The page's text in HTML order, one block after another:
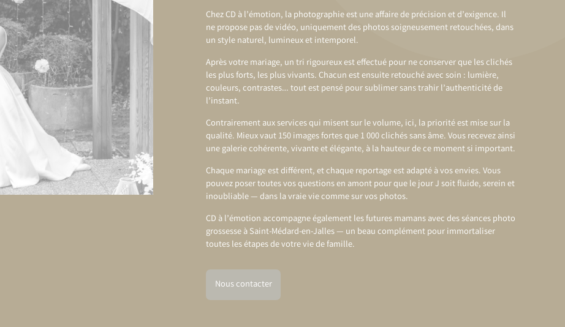
Chez CD à l’émotion, la photographie est une affaire de précision et d’exigence. Il
ne propose pas de vidéo, uniquement des photos soigneusement retouchées, dans
un style naturel, lumineux et intemporel.
Après votre mariage, un tri rigoureux est effectué pour ne conserver que les clichés
les plus forts, les plus vivants. Chacun est ensuite retouché avec soin : lumière,
couleurs, contrastes… tout est pensé pour sublimer sans trahir l’authenticité de
l’instant.
Contrairement aux services qui misent sur le volume, ici, la priorité est mise sur la
qualité. Mieux vaut 150 images fortes que 1 000 clichés sans âme. Vous recevez ainsi
une galerie cohérente, vivante et élégante, à la hauteur de ce moment si important.
Chaque mariage est différent, et chaque reportage est adapté à vos envies. Vous
pouvez poser toutes vos questions en amont pour que le jour J soit fluide, serein et
inoubliable — dans la vraie vie comme sur vos photos.
CD à l’émotion accompagne également les futures mamans avec desséances photo
grossesse à Saint-Médard-en-Jalles— un beau complément pour immortaliser
toutes les étapes de votre vie de famille.
Nous contacter